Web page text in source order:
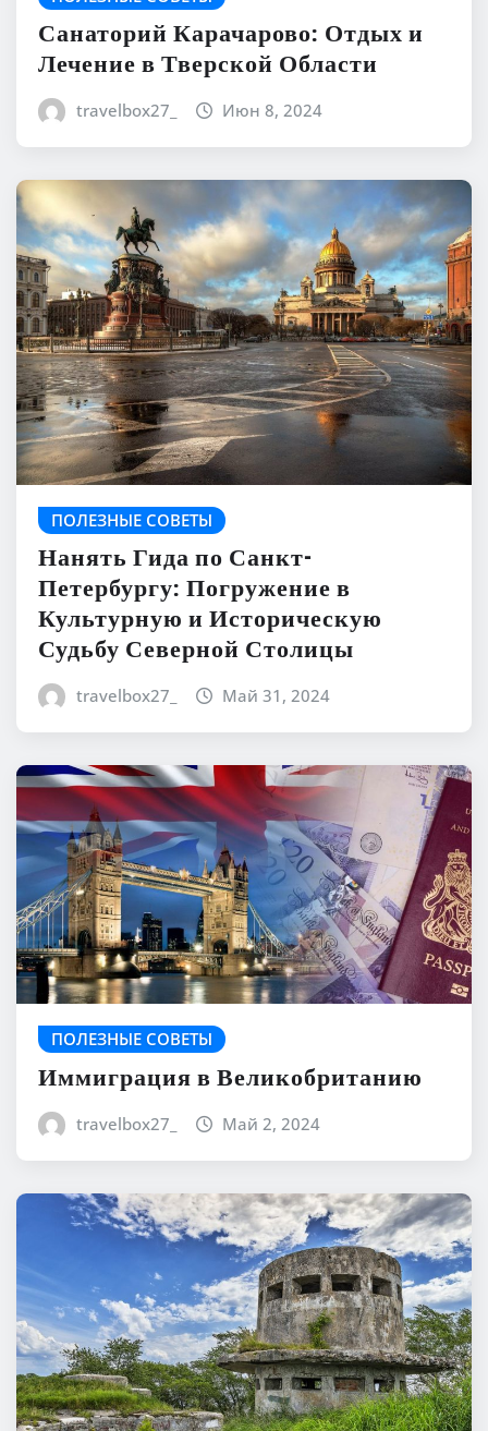
Санаторий Карачарово: Отдых и
Лечение в Тверской Области
travelbox27_ Июн 8, 2024
ПОЛЕЗНЫЕ СОВЕТЫ
Нанять Гида по Санкт-
Петербургу: Погружение в
Культурную и Историческую
Судьбу Северной Столицы
travelbox27_ Май 31, 2024
ПОЛЕЗНЫЕ СОВЕТЫ
Иммиграция в Великобританию
travelbox27_ Май 2, 2024